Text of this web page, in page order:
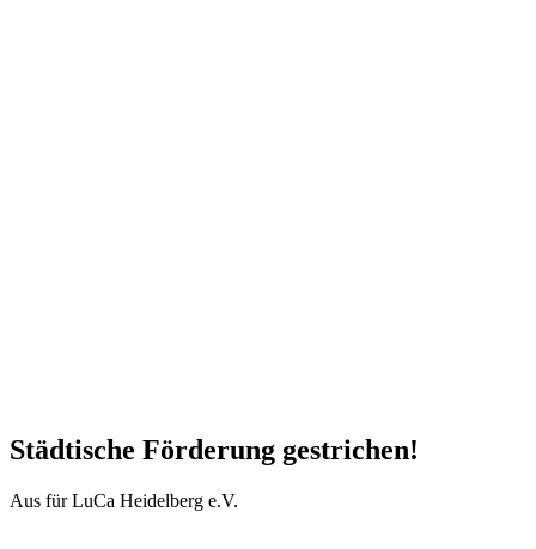
Städtische Förderung gestrichen!
Aus für LuCa Heidelberg e.V.